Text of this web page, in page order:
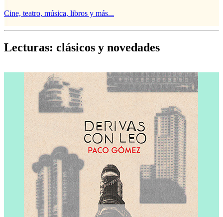
Cine, teatro, música, libros y más...
Lecturas: clásicos y novedades